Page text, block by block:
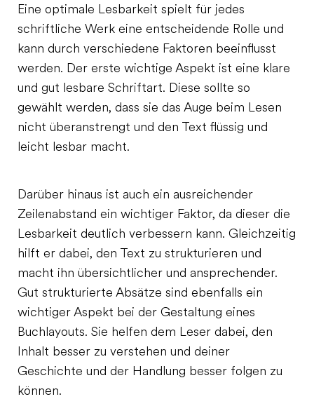
Eine optimale Lesbarkeit spielt für jedes
schriftliche Werk eine entscheidende Rolle und
kann durch verschiedene Faktoren beeinflusst
werden. Der erste wichtige Aspekt ist eine klare
und gut lesbare Schriftart. Diese sollte so
gewählt werden, dass sie das Auge beim Lesen
nicht überanstrengt und den Text flüssig und
leicht lesbar macht.
Darüber hinaus ist auch ein ausreichender
Zeilenabstand ein wichtiger Faktor, da dieser die
Lesbarkeit deutlich verbessern kann. Gleichzeitig
hilft er dabei, den Text zu strukturieren und
macht ihn übersichtlicher und ansprechender.
Gut strukturierte Absätze sind ebenfalls ein
wichtiger Aspekt bei der Gestaltung eines
Buchlayouts. Sie helfen dem Leser dabei, den
Inhalt besser zu verstehen und deiner
Geschichte und der Handlung besser folgen zu
können.